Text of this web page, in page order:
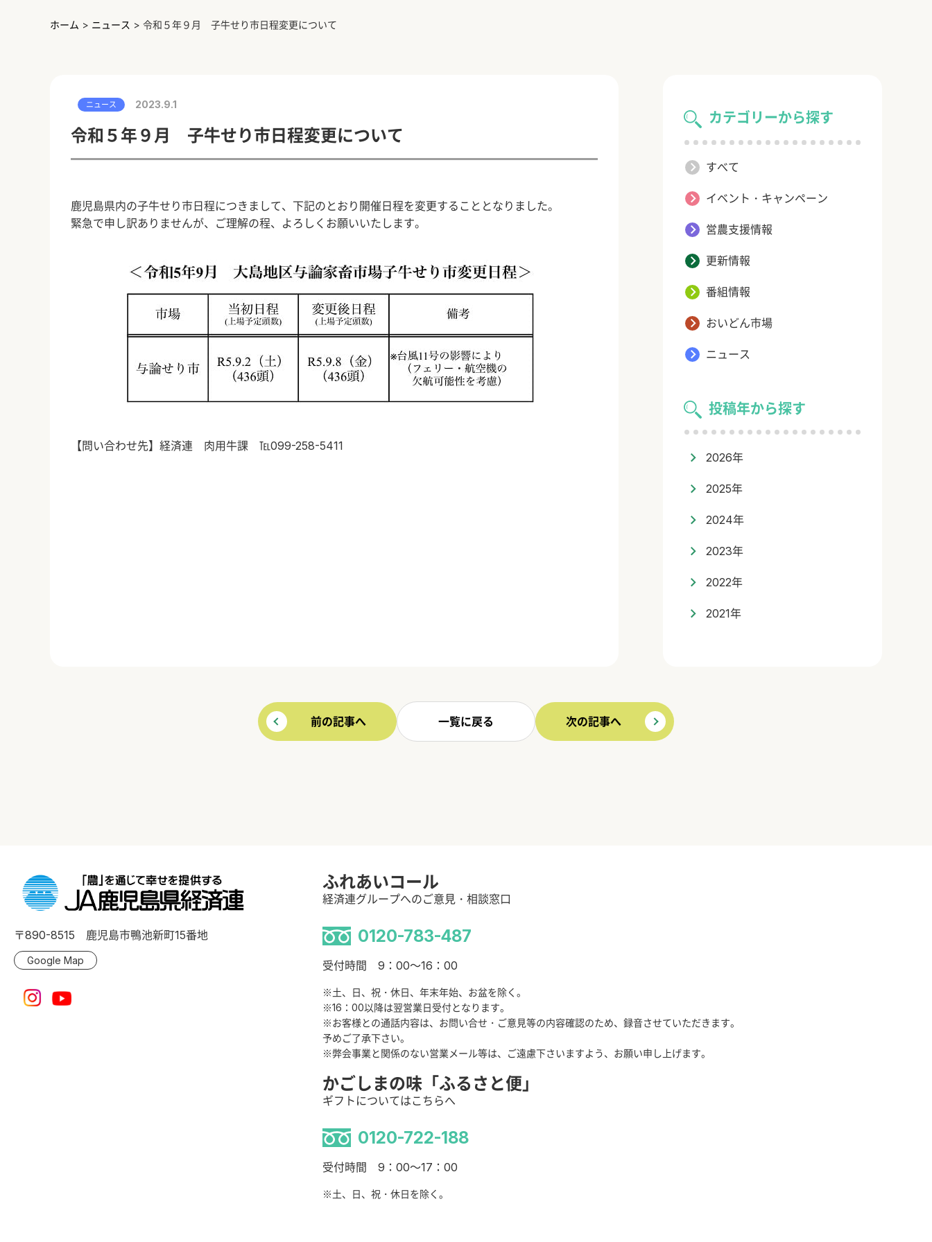
ホーム > ニュース > 令和５年９月 子牛せり市日程変更について
カテゴリーから探す
すべて
イベント・キャンペーン
営農支援情報
更新情報
番組情報
おいどん市場
ニュース
投稿年から探す
2026年
2025年
2024年
2023年
2022年
2021年
ニュース 2023.9.1
令和５年９月 子牛せり市日程変更について
鹿児島県内の子牛せり市日程につきまして、下記のとおり開催日程を変更することとなりました。
緊急で申し訳ありませんが、ご理解の程、よろしくお願いいたします。
【問い合わせ先】経済連 肉用牛課 ℡099-258-5411
前の記事へ 一覧に戻る 次の記事へ
〒890-8515 鹿児島市鴨池新町15番地
Google Map
ふれあいコール
経済連グループへのご意見・相談窓口
0120-783-487
受付時間 9：00～16：00
※土、日、祝・休日、年末年始、お盆を除く。
※16：00以降は翌営業日受付となります。
※お客様との通話内容は、お問い合せ・ご意見等の内容確認のため、録音させていただきます。
予めご了承下さい。
※弊会事業と関係のない営業メール等は、ご遠慮下さいますよう、お願い申し上げます。
かごしまの味「ふるさと便」
ギフトについてはこちらへ
0120-722-188
受付時間 9：00～17：00
※土、日、祝・休日を除く。